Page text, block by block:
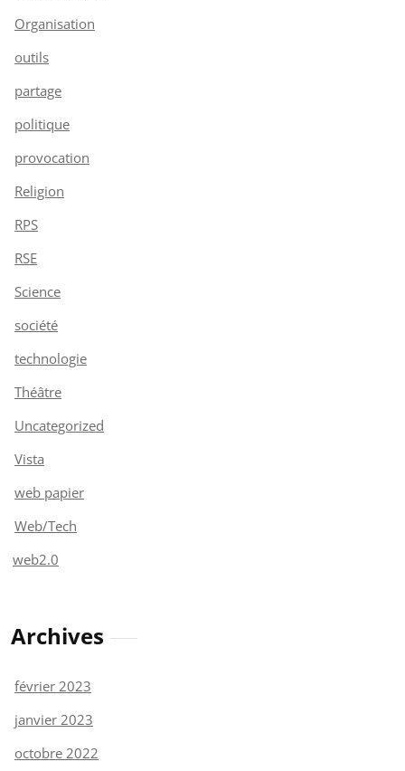
Organisation
outils
partage
politique
provocation
Religion
RPS
RSE
Science
société
technologie
Théâtre
Uncategorized
Vista
web papier
Web/Tech
web2.0
Archives
février 2023
janvier 2023
octobre 2022